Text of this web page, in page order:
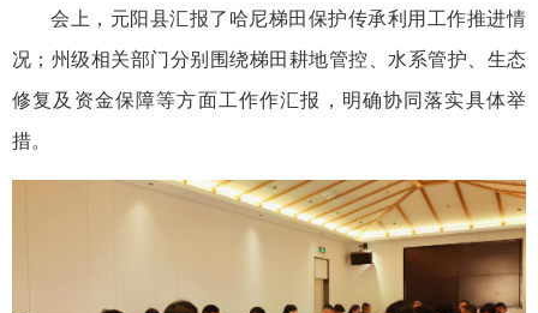
会上，元阳县汇报了哈尼梯田保护传承利用工作推进情
况；州级相关部门分别围绕梯田耕地管控、水系管护、生态
修复及资金保障等方面工作作汇报，明确协同落实具体举
措。